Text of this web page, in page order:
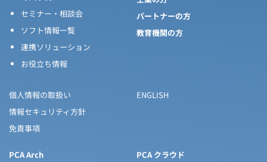
セミナー・相談会
ソフト情報一覧
連携ソリューション
お役立ち情報
パートナーの方
教育機関の方
個人情報の取扱い
情報セキュリティ方針
免責事項
ENGLISH
PCA Arch PCA クラウド